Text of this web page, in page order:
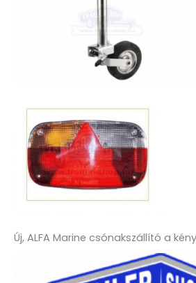
Új, ALFA Marine csónakszállító a